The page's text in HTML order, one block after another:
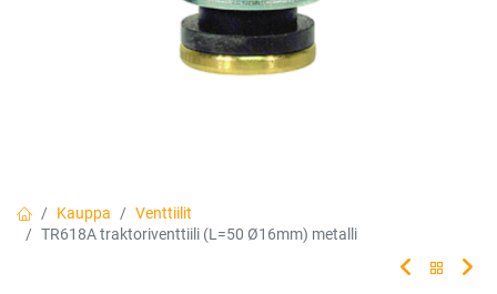
Kauppa
Venttiilit
TR618A traktoriventtiili (L=50 Ø16mm) metalli